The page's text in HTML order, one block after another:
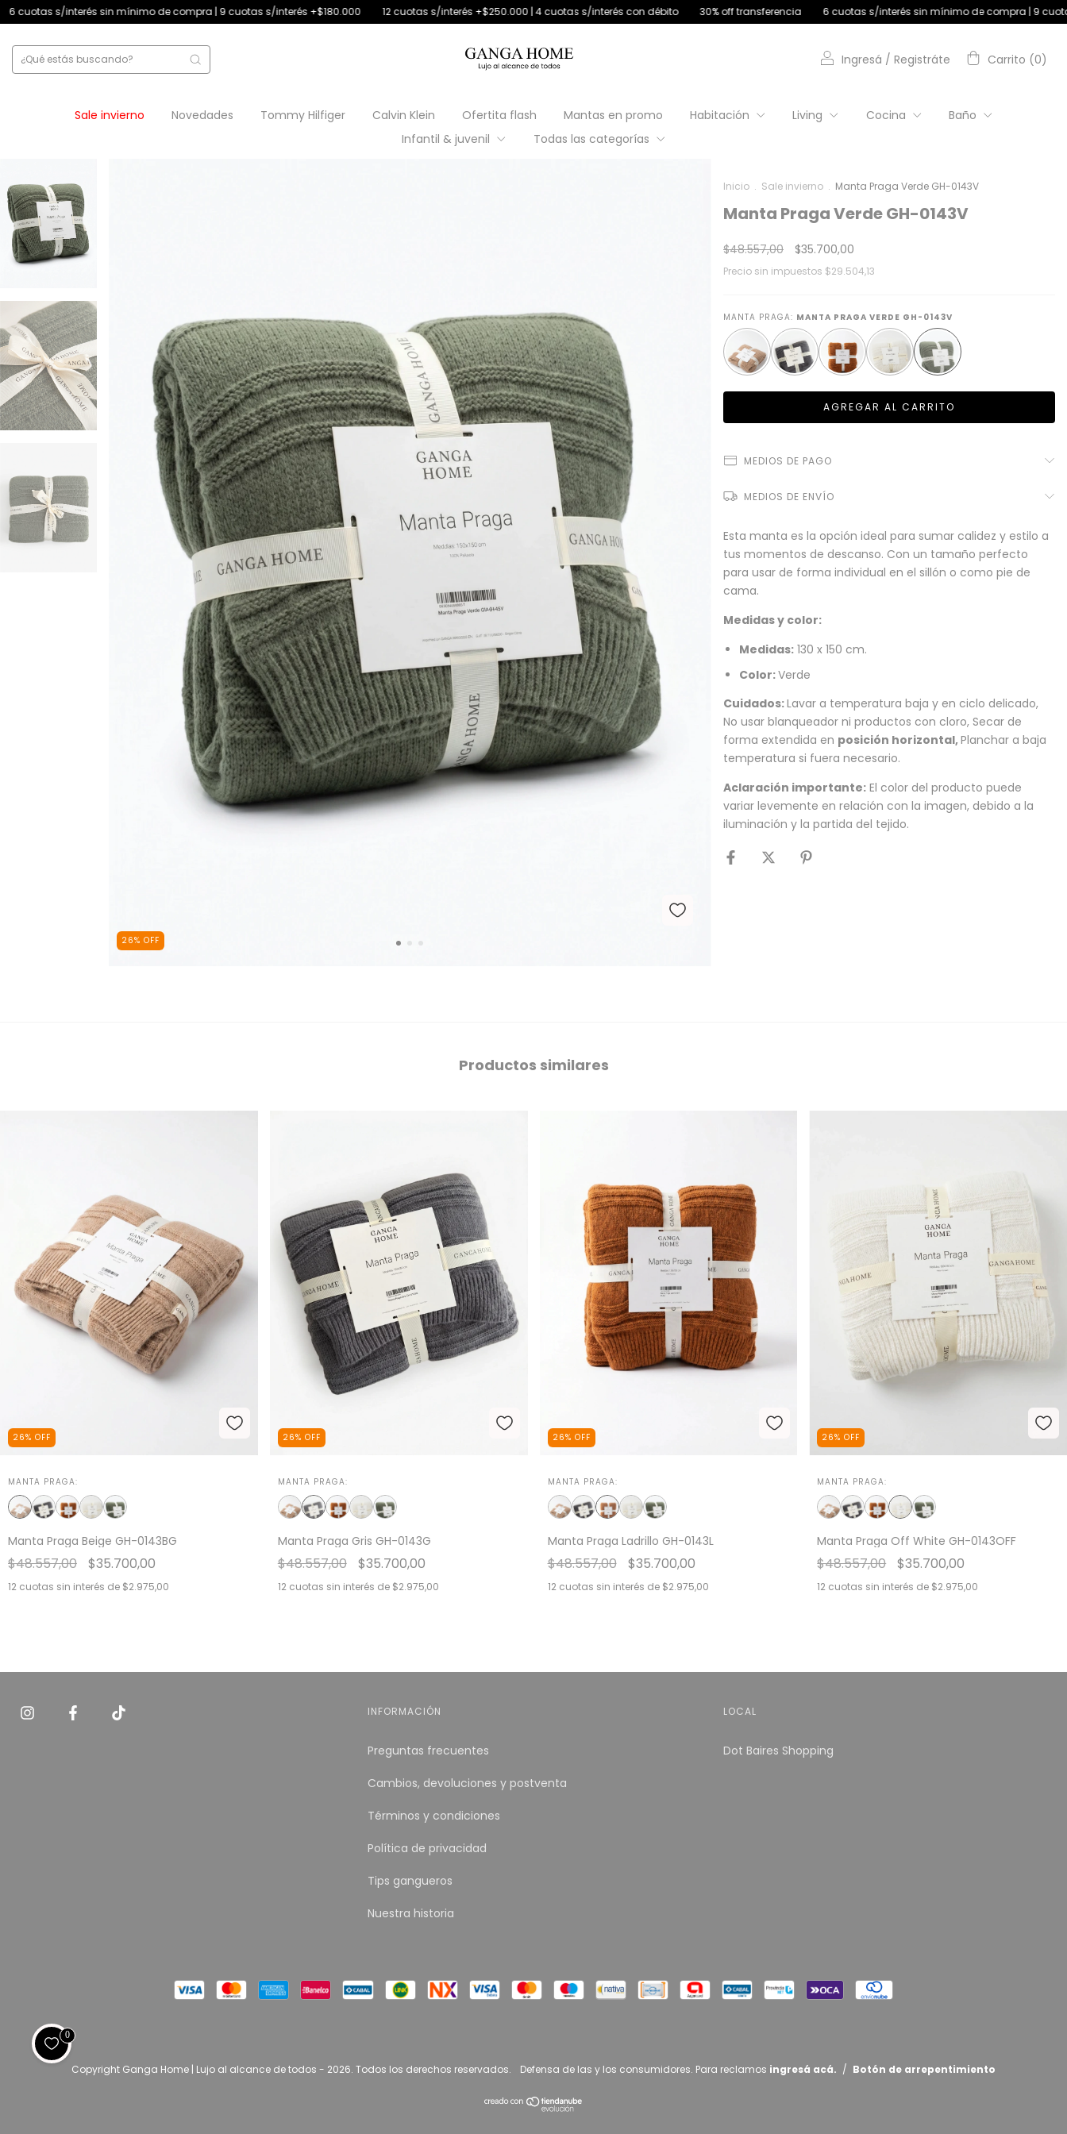
de compra | 9 cuotas s/interés +$180.000 12 cuotas s/interés +$250.000 | 4 cuotas s/interés con débito 30% off transferencia 6 cuotas s/interés sin mínimo de compra | 9 cuotas s/interés +$180.000
Ingresá / Registráte Carrito (0)
Sale invierno Novedades Tommy Hilfiger Calvin Klein Ofertita flash Mantas en promo Habitación Living Cocina
Baño
Infantil & juvenil
Todas las categorías
26% OFF
Inicio . Sale invierno . Manta Praga Verde GH-0143V
Manta Praga Verde GH-0143V
$48.557,00 $35.700,00
Precio sin impuestos $29.504,13
MANTA PRAGA: MANTA PRAGA VERDE GH-0143V
MEDIOS DE PAGO
MEDIOS DE ENVÍO
Esta manta es la opción ideal para sumar calidez y estilo a
tus momentos de descanso. Con un tamaño perfecto
para usar de forma individual en el sillón o como pie de
cama.
Medidas y color:
Medidas: 130 x 150 cm.
Color:Verde
Cuidados:Lavar a temperatura baja y en ciclo delicado,
No usar blanqueador ni productos con cloro, Secar de
forma extendida en posición horizontal,Planchar a baja
temperatura si fuera necesario.
Aclaración importante: El color del producto puede
variar levemente en relación con la imagen, debido a la
iluminación y la partida del tejido.
Productos similares
26% OFF
MANTA PRAGA:
Manta Praga Beige GH-0143BG
$48.557,00 $35.700,00
12 cuotas sin interés de $2.975,00
26% OFF
MANTA PRAGA:
Manta Praga Gris GH-0143G
$48.557,00 $35.700,00
12 cuotas sin interés de $2.975,00
26% OFF
MANTA PRAGA:
Manta Praga Ladrillo GH-0143L
$48.557,00 $35.700,00
12 cuotas sin interés de $2.975,00
26%OFF
MANTA PRAGA:
Manta Praga Off White GH-0143OFF
$48.557,00 $35.700,00
12 cuotas sin interés de $2.975,00
INFORMACIÓN
Preguntas frecuentes
Cambios, devoluciones y postventa
Términos y condiciones
Política de privacidad
Tips gangueros
Nuestra historia
LOCAL
Dot Baires Shopping
Copyright Ganga Home | Lujo al alcance de todos - 2026. Todos los derechos reservados. Defensa de las y los consumidores. Para reclamos ingresá acá. / Botón de arrepentimiento
0